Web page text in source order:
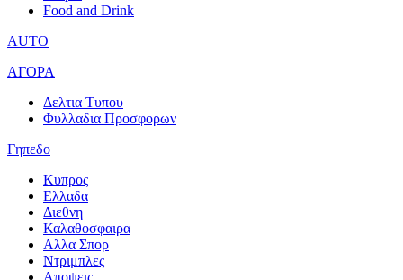
Food and Drink
AUTO
ΑΓΟΡΑ
Δελτια Τυπου
Φυλλαδια Προσφορων
Γηπεδο
Κυπρος
Ελλαδα
Διεθνη
Καλαθοσφαιρα
Αλλα Σπορ
Ντριμπλες
Αποψεις